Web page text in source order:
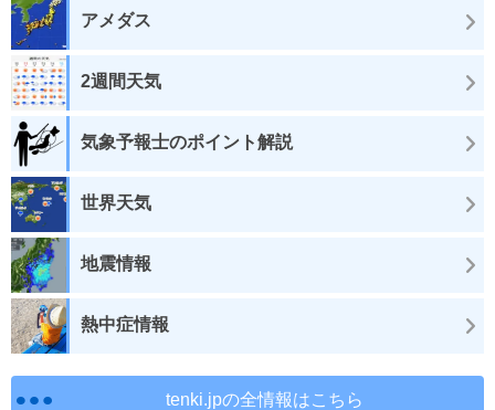
アメダス
2週間天気
気象予報士のポイント解説
世界天気
地震情報
熱中症情報
tenki.jpの全情報はこちら